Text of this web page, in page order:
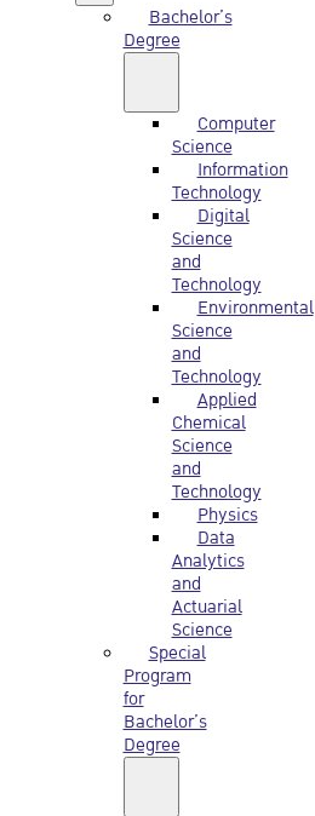
Bachelor’s
Degree
Computer
Science
Information
Technology
Digital
Science
and
Technology
Environmental
Science
and
Technology
Applied
Chemical
Science
and
Technology
Physics
Data
Analytics
and
Actuarial
Science
Special
Program
for
Bachelor’s
Degree